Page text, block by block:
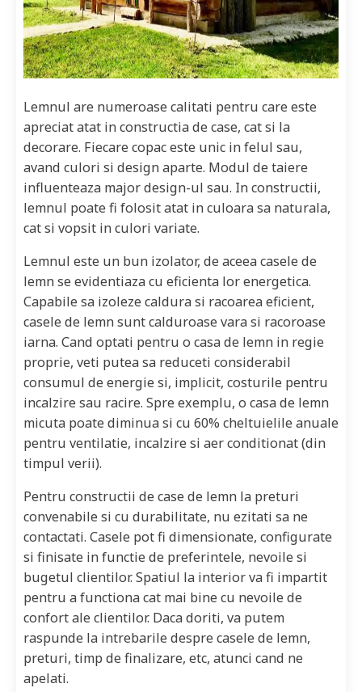
Lemnul are numeroase calitati pentru care este
apreciat atat in constructia de case, cat si la
decorare. Fiecare copac este unic in felul sau,
avand culori si design aparte. Modul de taiere
influenteaza major design-ul sau. In constructii,
lemnul poate fi folosit atat in culoara sa naturala,
cat si vopsit in culori variate.
Lemnul este un bun izolator, de aceea casele de
lemn se evidentiaza cu eficienta lor energetica.
Capabile sa izoleze caldura si racoarea eficient,
casele de lemn sunt calduroase vara si racoroase
iarna. Cand optati pentru o casa de lemn in regie
proprie, veti putea sa reduceti considerabil
consumul de energie si, implicit, costurile pentru
incalzire sau racire. Spre exemplu, o casa de lemn
micuta poate diminua si cu 60% cheltuielile anuale
pentru ventilatie, incalzire si aer conditionat (din
timpul verii).
Pentru constructii de case de lemn la preturi
convenabile si cu durabilitate, nu ezitati sa ne
contactati. Casele pot fi dimensionate, configurate
si finisate in functie de preferintele, nevoile si
bugetul clientilor. Spatiul la interior va fi impartit
pentru a functiona cat mai bine cu nevoile de
confort ale clientilor. Daca doriti, va putem
raspunde la intrebarile despre casele de lemn,
preturi, timp de finalizare, etc, atunci cand ne
apelati.